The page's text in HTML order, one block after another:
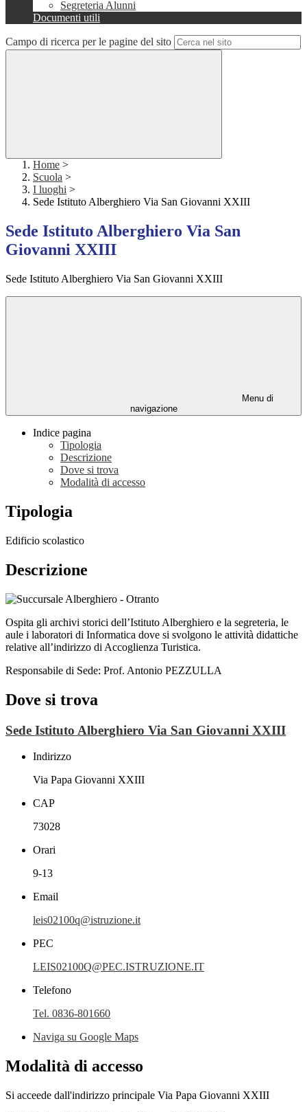
Segreteria Alunni
Documenti utili
Campo di ricerca per le pagine del sito
Home >
Scuola >
I luoghi >
Sede Istituto Alberghiero Via San Giovanni XXIII
Sede Istituto Alberghiero Via San
Giovanni XXIII
Sede Istituto Alberghiero Via San Giovanni XXIII
Menu di
navigazione
Indice pagina
Tipologia
Descrizione
Dove si trova
Modalità di accesso
Tipologia
Edificio scolastico
Descrizione
Ospita gli archivi storici dell’Istituto Alberghiero e la segreteria, le
aule i laboratori di Informatica dove si svolgono le attività didattiche
relative all’indirizzo di Accoglienza Turistica.
Responsabile di Sede: Prof. Antonio PEZZULLA
Dove si trova
Sede Istituto Alberghiero Via San Giovanni XXIII
Indirizzo
Via Papa Giovanni XXIII
CAP
73028
Orari
9-13
Email
leis02100q@istruzione.it
PEC
LEIS02100Q@PEC.ISTRUZIONE.IT
Telefono
Tel. 0836-801660
Naviga su Google Maps
Modalità di accesso
Si acceede dall'indirizzo principale Via Papa Giovanni XXIII